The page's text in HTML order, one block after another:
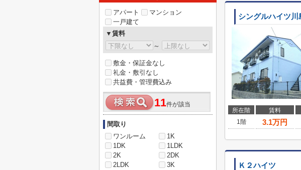
シングルハイツ川
所在階 賃料
1階
3.1万円
Ｋ２ハイツ
アパート
マンション
一戸建て
▼賃料
～
敷金・保証金なし
礼金・敷引なし
共益費・管理費込み
11件が該当
間取り
ワンルーム
1K
1DK
1LDK
2K
2DK
2LDK
3K